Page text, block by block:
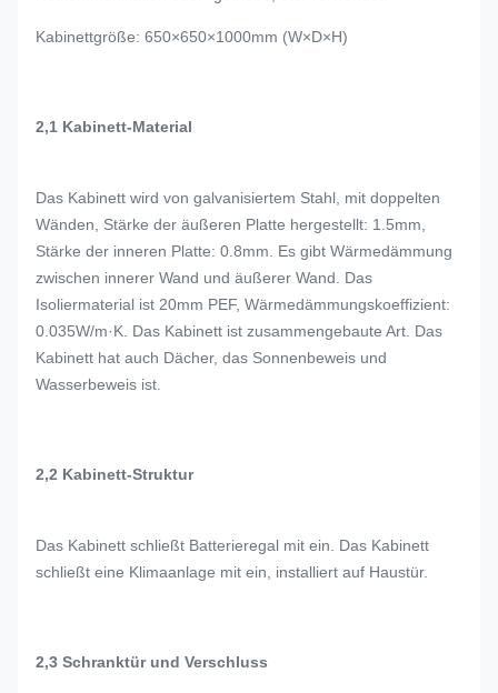
Kabinettgröße: 650×650×1000mm (W×D×H)
2,1 Kabinett-Material
Das Kabinett wird von galvanisiertem Stahl, mit doppelten
Wänden, Stärke der äußeren Platte hergestellt: 1.5mm,
Stärke der inneren Platte: 0.8mm. Es gibt Wärmedämmung
zwischen innerer Wand und äußerer Wand. Das
Isoliermaterial ist 20mm PEF, Wärmedämmungskoeffizient:
0.035W/m·K. Das Kabinett ist zusammengebaute Art. Das
Kabinett hat auch Dächer, das Sonnenbeweis und
Wasserbeweis ist.
2,2 Kabinett-Struktur
Das Kabinett schließt Batterieregal mit ein. Das Kabinett
schließt eine Klimaanlage mit ein, installiert auf Haustür.
2,3 Schranktür und Verschluss